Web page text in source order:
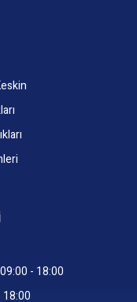
- 18:00
18:00